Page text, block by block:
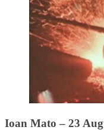
Ioan Mato – 23